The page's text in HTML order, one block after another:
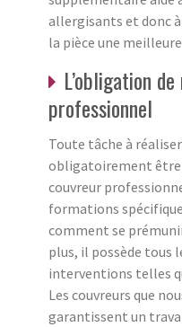
allergisants et donc
la pièce une
L’obligation
professionnel
Toute tâche à
obligatoirement être
couvreur
formations
comment se
plus, il possède tous
interventions telles
Les couvreurs que
garantissent un